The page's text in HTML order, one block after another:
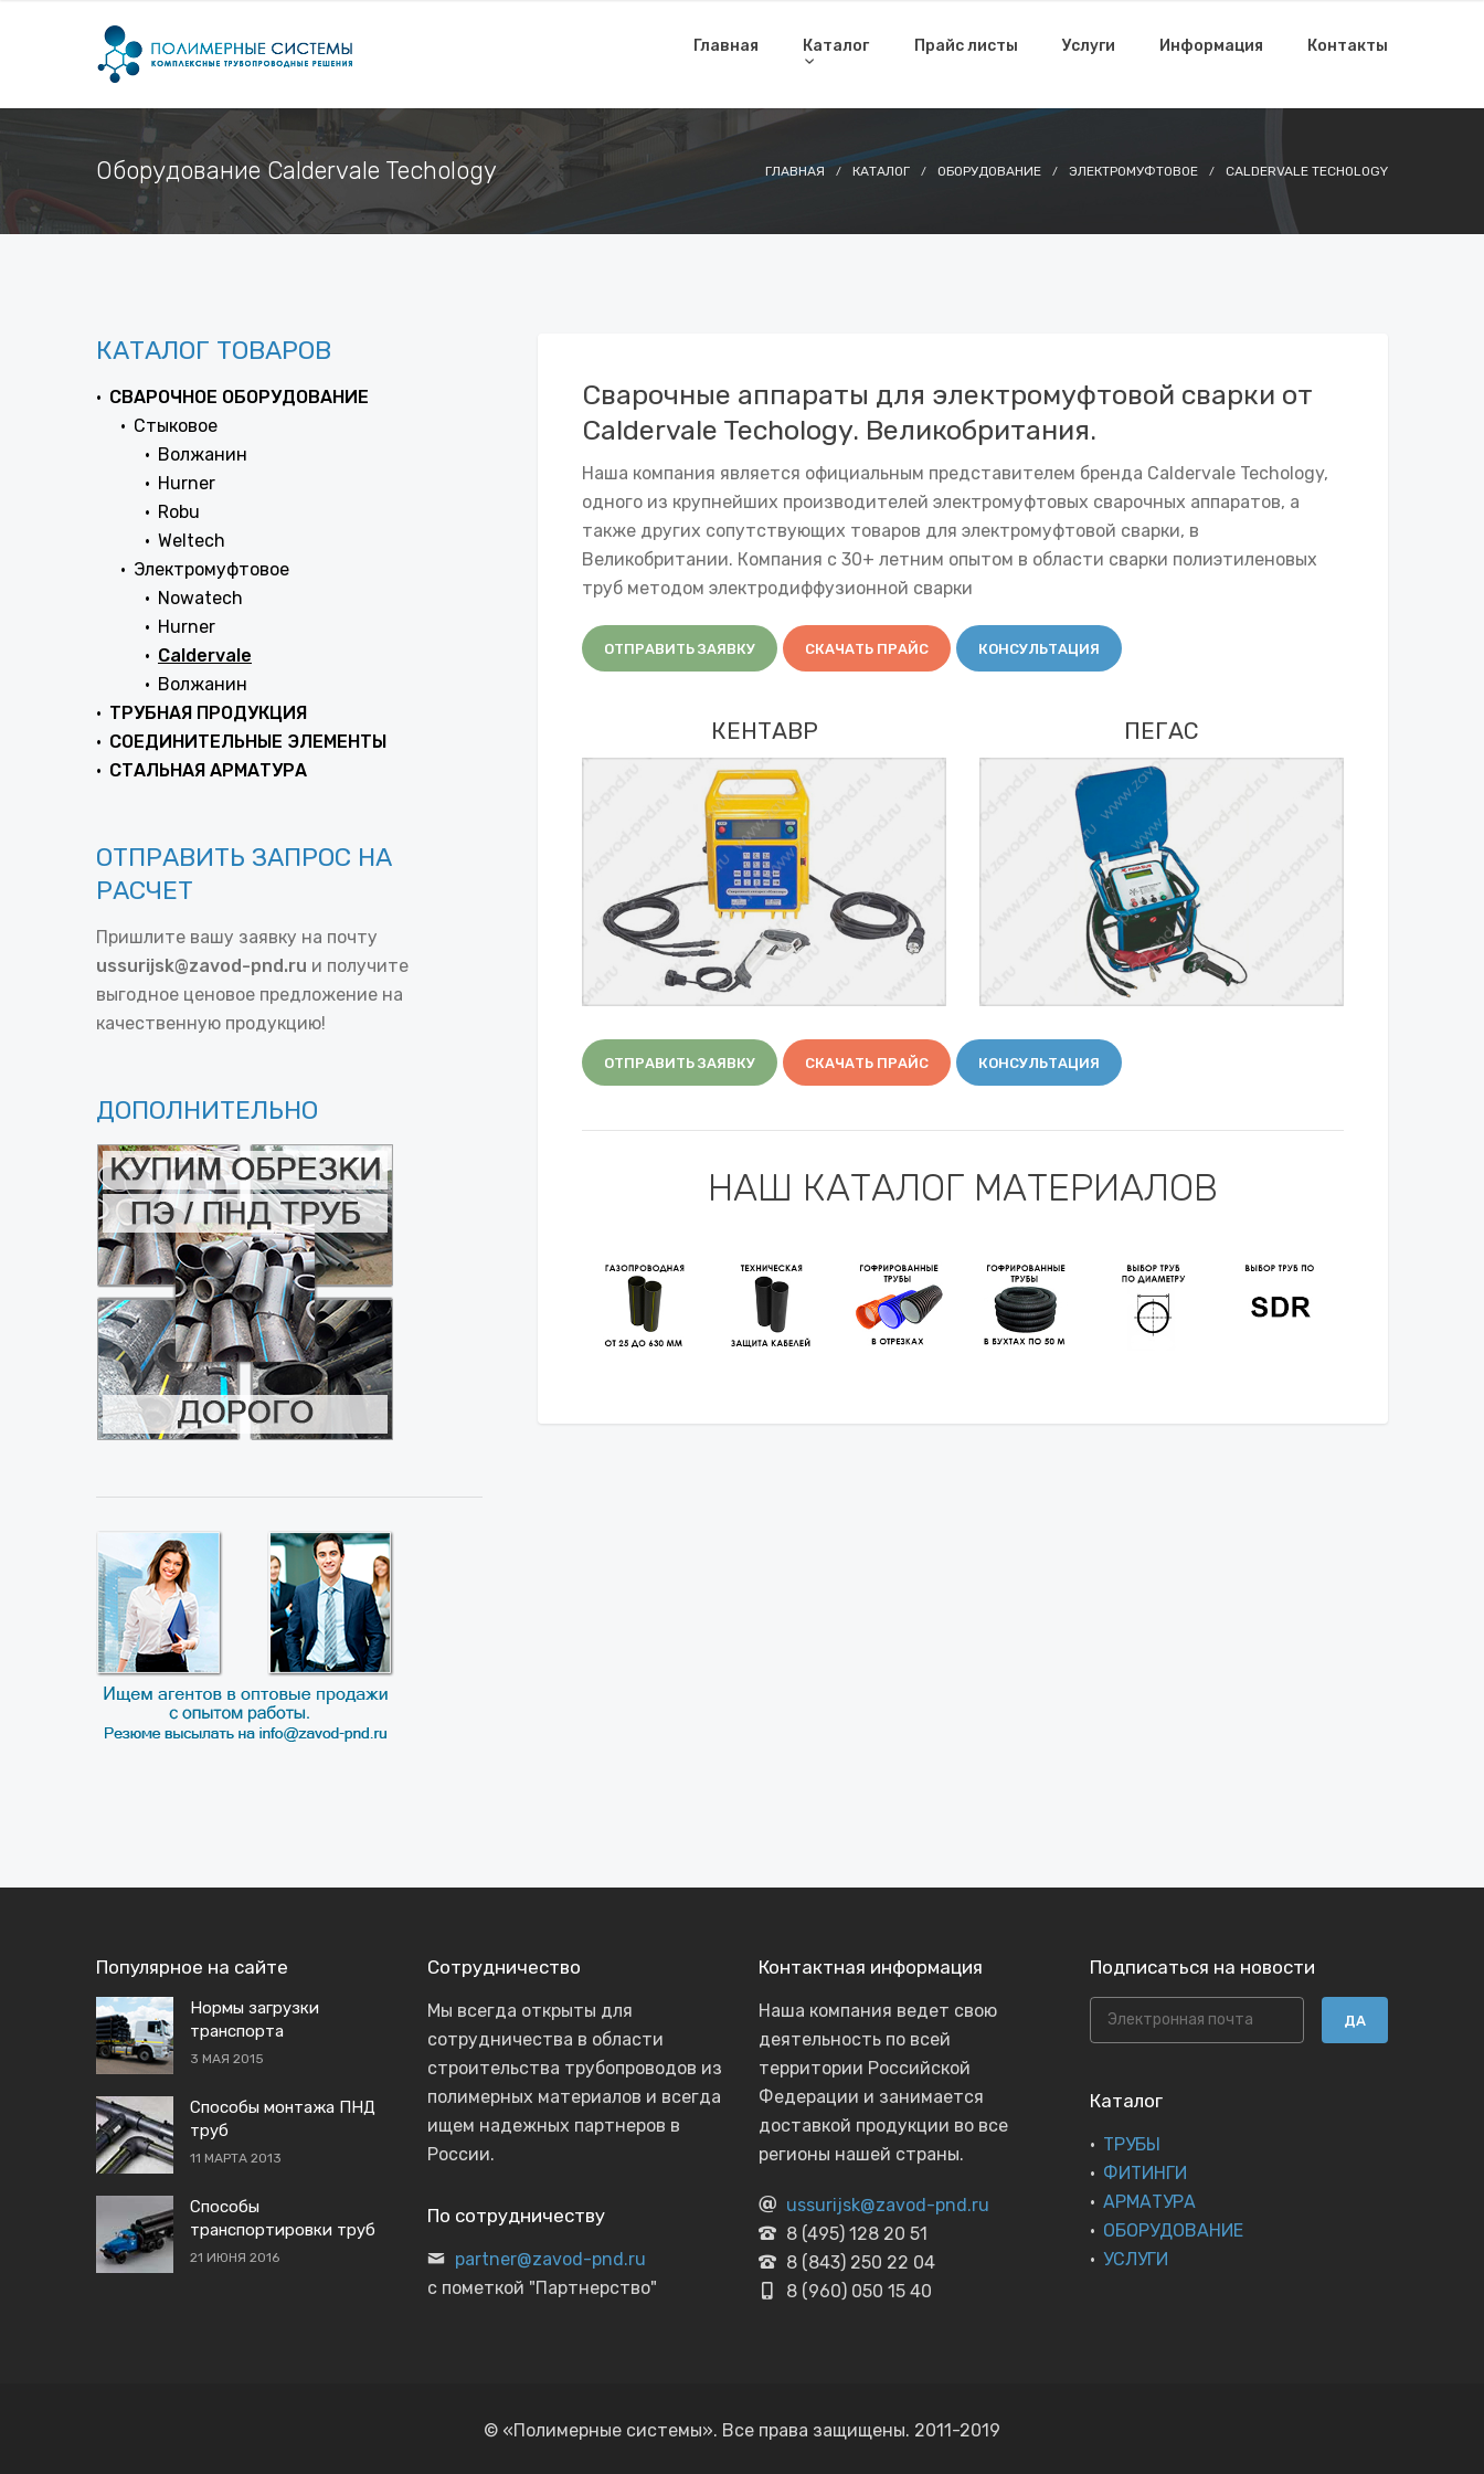
Главная Каталог Прайс листы Услуги Информация Контакты
Оборудование Caldervale Techology ГЛАВНАЯ КАТАЛОГ ОБОРУДОВАНИЕ ЭЛЕКТРОМУФТОВОЕ CALDERVALE TECHOLOGY
Сварочные аппараты для электромуфтовой сварки от
Caldervale Techology. Великобритания.
Наша компания является официальным представителем бренда Caldervale Techology,
одного из крупнейших производителей электромуфтовых сварочных аппаратов, а
также других сопутствующих товаров для электромуфтовой сварки, в
Великобритании. Компания с 30+ летним опытом в области сварки полиэтиленовых
труб методом электродиффузионной сварки
ОТПРАВИТЬ ЗАЯВКУ СКАЧАТЬ ПРАЙС КОНСУЛЬТАЦИЯ
КЕНТАВР ПЕГАС
ОТПРАВИТЬ ЗАЯВКУ СКАЧАТЬ ПРАЙС КОНСУЛЬТАЦИЯ
НАШ КАТАЛОГ МАТЕРИАЛОВ
КАТАЛОГ ТОВАРОВ
СВАРОЧНОЕ ОБОРУДОВАНИЕ
Стыковое
Волжанин
Hurner
Robu
Weltech
Электромуфтовое
Nowatech
Hurner
Caldervale
Волжанин
ТРУБНАЯ ПРОДУКЦИЯ
СОЕДИНИТЕЛЬНЫЕ ЭЛЕМЕНТЫ
СТАЛЬНАЯ АРМАТУРА
ОТПРАВИТЬ ЗАПРОС НА
РАСЧЕТ
Пришлите вашу заявку на почту
ussurijsk@zavod-pnd.ru и получите
выгодное ценовое предложение на
качественную продукцию!
ДОПОЛНИТЕЛЬНО
Популярное на сайте
Нормы загрузки
транспорта
3 МАЯ 2015
Способы монтажа ПНД
труб
11 МАРТА 2013
Способы
транспортировки труб
21 ИЮНЯ 2016
Сотрудничество
Мы всегда открыты для
сотрудничества в области
строительства трубопроводов из
полимерных материалов и всегда
ищем надежных партнеров в
России.
По сотрудничеству
partner@zavod-pnd.ru
с пометкой "Партнерство"
Контактная информация
Наша компания ведет свою
деятельность по всей
территории Российской
Федерации и занимается
доставкой продукции во все
регионы нашей страны.
ussurijsk@zavod-pnd.ru
8 (495) 128 20 51
8 (843) 250 22 04
8 (960) 050 15 40
Подписаться на новости
ДА
Каталог
ТРУБЫ
ФИТИНГИ
АРМАТУРА
ОБОРУДОВАНИЕ
УСЛУГИ
© «Полимерные системы». Все права защищены. 2011-2019